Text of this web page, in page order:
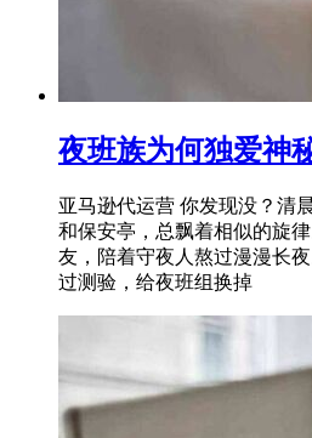
夜班族为何独爱神
亚马逊代运营 你发现没？清
和保安亭，总飘着相似的旋
友，陪着守夜人熬过漫漫长
过测验，给夜班组换掉